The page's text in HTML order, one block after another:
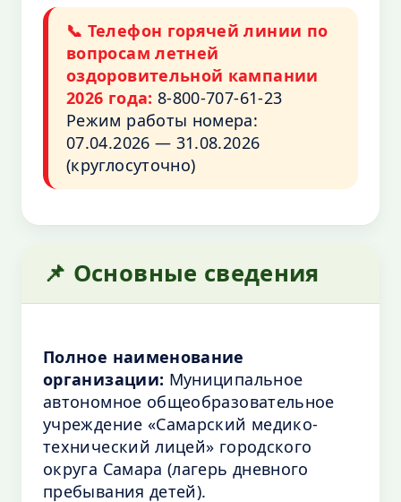
📞 Телефон горячей линии по
вопросам летней
оздоровительной кампании
2026 года: 8-800-707-61-23
Режим работы номера:
07.04.2026 — 31.08.2026
(круглосуточно)
📌 Основные сведения
Полное наименование
организации: Муниципальное
автономное общеобразовательное
учреждение «Самарский медико-
технический лицей» городского
округа Самара (лагерь дневного
пребывания детей).